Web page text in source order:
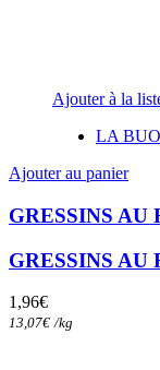
Ajouter à la
LA
Ajouter au panier
GRESSINS AU
GRESSINS AU
1,96€
13,07€ /kg